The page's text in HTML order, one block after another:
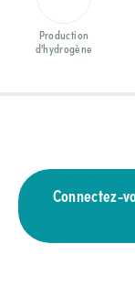
Production
d'hydrogène
Connectez-